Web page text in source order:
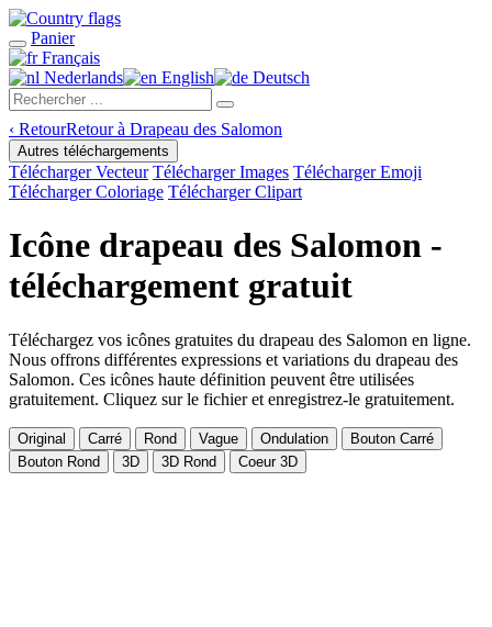
Panier
Français
Nederlands
English Deutsch
‹ RetourRetour à Drapeau des Salomon
Autres téléchargements
Télécharger Vecteur Télécharger Images Télécharger Emoji
Télécharger Coloriage Télécharger Clipart
Icône drapeau des Salomon -
téléchargement gratuit
Téléchargez vos icônes gratuites du drapeau des Salomon en ligne.
Nous offrons différentes expressions et variations du drapeau des
Salomon. Ces icônes haute définition peuvent être utilisées
gratuitement. Cliquez sur le fichier et enregistrez-le gratuitement.
Original Carré Rond Vague Ondulation
Bouton Carré
Bouton Rond
3D 3D Rond Coeur 3D